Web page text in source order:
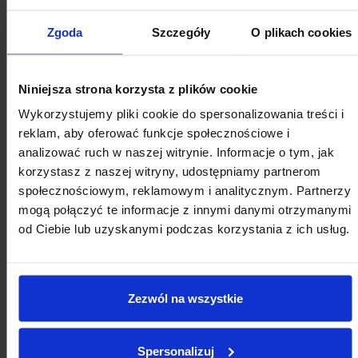
Zgoda Szczegóły O plikach cookies
Niniejsza strona korzysta z plików cookie
Wykorzystujemy pliki cookie do spersonalizowania treści i
reklam, aby oferować funkcje społecznościowe i
analizować ruch w naszej witrynie. Informacje o tym, jak
korzystasz z naszej witryny, udostępniamy partnerom
społecznościowym, reklamowym i analitycznym. Partnerzy
mogą połączyć te informacje z innymi danymi otrzymanymi
od Ciebie lub uzyskanymi podczas korzystania z ich usług.
Zezwól na wszystkie
Spersonalizuj
01.06.2022 Projekty z miastami i dla miast Program „Rozwój lokalny"
Finansowanie rozwoju miast
w warunkach destabilizacji –
relacja i zapis wideo
seminarium FRL
25.05.2022 Projekty z miastami i dla miast Program „Rozwój lokalny"
Finansowanie rozwoju miast
zapraszamy na transmisję
seminarium